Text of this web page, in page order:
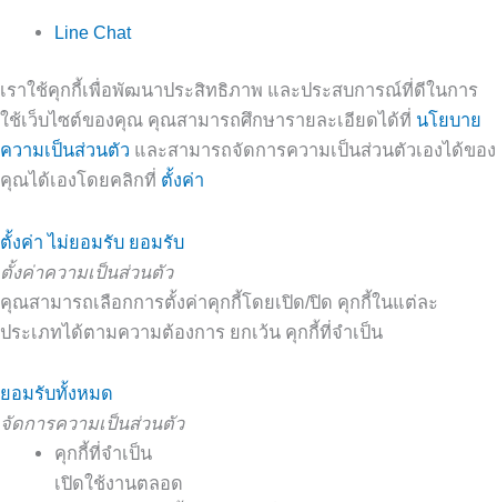
Line Chat
เราใช้คุกกี้เพื่อพัฒนาประสิทธิภาพ และประสบการณ์ที่ดีในการ
ใช้เว็บไซต์ของคุณ คุณสามารถศึกษารายละเอียดได้ที่ นโยบาย
ความเป็นส่วนตัว และสามารถจัดการความเป็นส่วนตัวเองได้ของ
คุณได้เองโดยคลิกที่ ตั้งค่า
ตั้งค่า ไม่ยอมรับ ยอมรับ
ตั้งค่าความเป็นส่วนตัว
คุณสามารถเลือกการตั้งค่าคุกกี้โดยเปิด/ปิด คุกกี้ในแต่ละ
ประเภทได้ตามความต้องการ ยกเว้น คุกกี้ที่จำเป็น
ยอมรับทั้งหมด
จัดการความเป็นส่วนตัว
คุกกี้ที่จำเป็น
เปิดใช้งานตลอด